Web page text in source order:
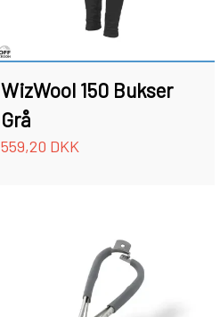
WizWool 150 Bukser
Grå
559,20 DKK